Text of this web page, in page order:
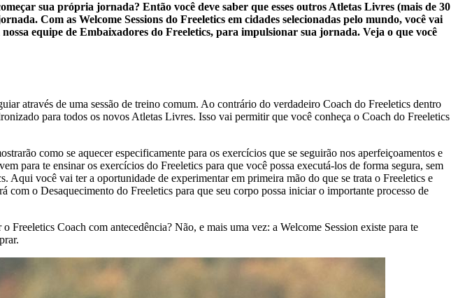
sua própria jornada? Então você deve saber que esses outros Atletas Livres (mais de 30
Com as Welcome Sessions do Freeletics em cidades selecionadas pelo mundo, você vai
equipe de Embaixadores do Freeletics, para impulsionar sua jornada. Veja o que você
através de uma sessão de treino comum. Ao contrário do verdadeiro Coach do Freeletics dentro
para todos os novos Atletas Livres. Isso vai permitir que você conheça o Coach do Freeletics
como se aquecer especificamente para os exercícios que se seguirão nos aperfeiçoamentos e
para te ensinar os exercícios do Freeletics para que você possa executá-los de forma segura, sem
você vai ter a oportunidade de experimentar em primeira mão do que se trata o Freeletics e
o Desaquecimento do Freeletics para que seu corpo possa iniciar o importante processo de
Coach com antecedência? Não, e mais uma vez: a Welcome Session existe para te